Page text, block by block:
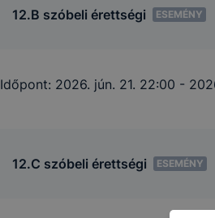
12.B szóbeli érettségi ESEMÉNY
Időpont: 2026. jún. 21. 22:00 -
12.C szóbeli érettségi ESEMÉNY